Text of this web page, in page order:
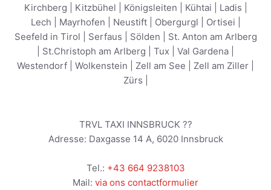
Kirchberg
Kitzbühel Königsleiten Kühtai Ladis
Lech
Mayrhofen Neustift| Obergurgl Ortisei
Seefeld in Tirol
Serfaus Sölden
St. Anton am Arlberg
St.Christoph am Arlberg Tux Val Gardena
Westendorf
Wolkenstein Zell am See Zell am Ziller
Zürs
TRVL TAXI INNSBRUCK ??
Adresse: Daxgasse 14 A, 6020 Innsbruck
Tel.: +43 664 9238103
Mail: via ons contactformulier